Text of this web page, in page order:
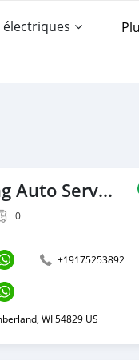
Mag Consulting Auto Services Ltd
0
+19175253892
WI 54829 US